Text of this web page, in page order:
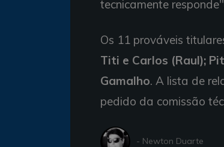
tecnicamente
Os 11 prováveis
Titi e Carlos (Raul);
Gamalho. A lista de
pedido da comissão
- Newton Duarte